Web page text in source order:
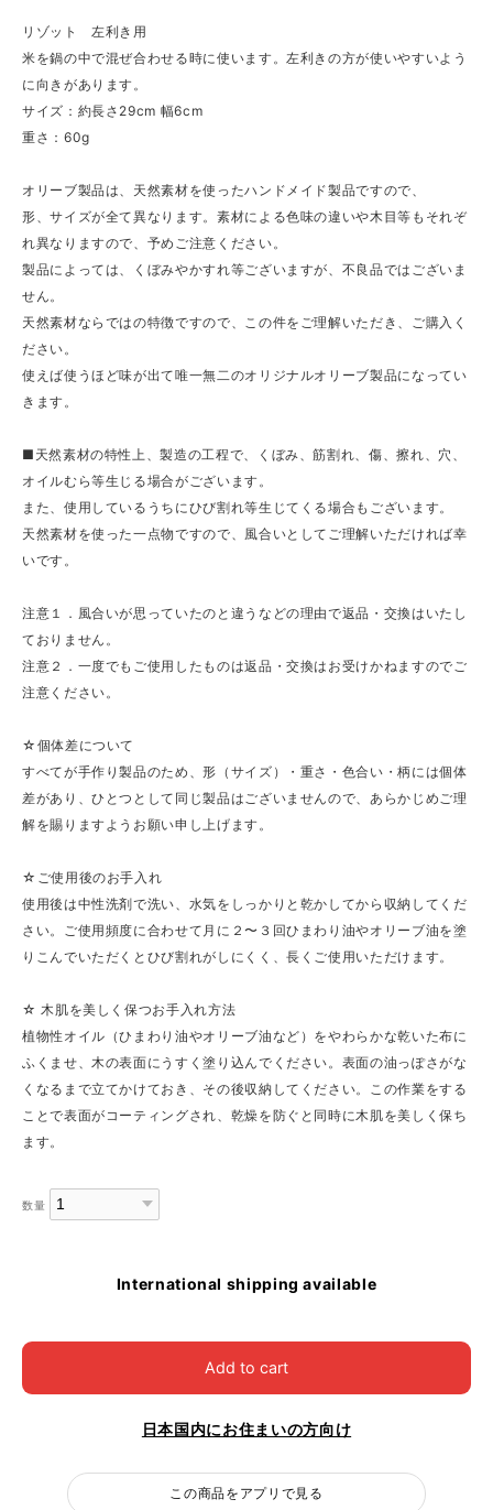
リゾット 左利き用
米を鍋の中で混ぜ合わせる時に使います。左利きの方が使いやすいよう
に向きがあります。
サイズ：約長さ29cm 幅6cm
重さ：60g
オリーブ製品は、天然素材を使ったハンドメイド製品ですので、
形、サイズが全て異なります。素材による色味の違いや木目等もそれぞ
れ異なりますので、予めご注意ください。
製品によっては、くぼみやかすれ等ございますが、不良品ではございま
せん。
天然素材ならではの特徴ですので、この件をご理解いただき、ご購入く
ださい。
使えば使うほど味が出て唯一無二のオリジナルオリーブ製品になってい
きます。
■天然素材の特性上、製造の工程で、くぼみ、筋割れ、傷、擦れ、穴、
オイルむら等生じる場合がございます。
また、使用しているうちにひび割れ等生じてくる場合もございます。
天然素材を使った一点物ですので、風合いとしてご理解いただければ幸
いです。
注意１．風合いが思っていたのと違うなどの理由で返品・交換はいたし
ておりません。
注意２．一度でもご使用したものは返品・交換はお受けかねますのでご
注意ください。
☆個体差について
すべてが手作り製品のため、形（サイズ）・重さ・色合い・柄には個体
差があり、ひとつとして同じ製品はございませんので、あらかじめご理
解を賜りますようお願い申し上げます。
☆ご使用後のお手入れ
使用後は中性洗剤で洗い、水気をしっかりと乾かしてから収納してくだ
さい。ご使用頻度に合わせて月に２〜３回ひまわり油やオリーブ油を塗
りこんでいただくとひび割れがしにくく、長くご使用いただけます。
☆ 木肌を美しく保つお手入れ方法
植物性オイル（ひまわり油やオリーブ油など）をやわらかな乾いた布に
ふくませ、木の表面にうすく塗り込んでください。表面の油っぽさがな
くなるまで立てかけておき、その後収納してください。この作業をする
ことで表面がコーティングされ、乾燥を防ぐと同時に木肌を美しく保ち
ます。
数量
International shipping available
Add to cart
日本国内にお住まいの方向け
この商品をアプリで見る